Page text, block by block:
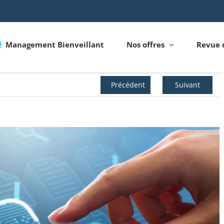
Management Bienveillant Nos offres Revue
Précédent Suivant